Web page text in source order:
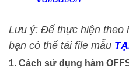
Lưu ý: Để thực hiện theo
bạn có thể tải file mẫu
1. Cách sử dụng hàm